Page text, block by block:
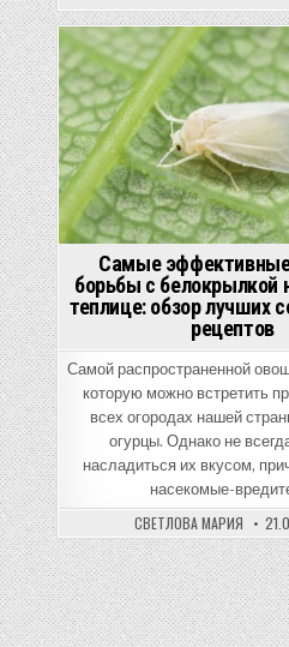
Posted
in
Самые
борьбы с белокрылкой
теплице: обзор лучших
рецептов
Самой распространенной
которую можно встретить
всех огородах нашей
огурцы. Однако не
насладиться их вкусом,
насекомые-
СВЕТЛОВА МАРИЯ